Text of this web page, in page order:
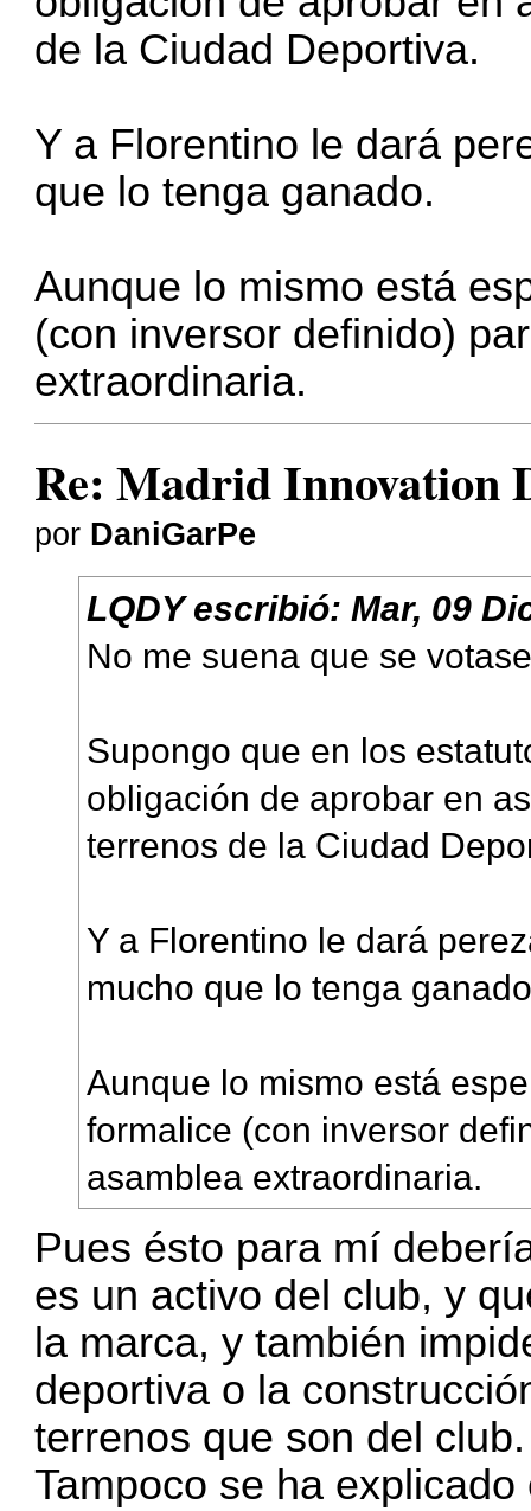
de la Ciudad Deportiva.
Y a Florentino le dará
que lo tenga ganado.
Aunque lo mismo está
(con inversor definido)
extraordinaria.
Re: Madrid Innovation
por DaniGarPe
LQDYescribió:Mar, 09
No me suena que se
Supongo que en los
obligación de aprobar en
terrenos de la Ciudad
Y a Florentino le dará
mucho que lo tenga
Aunque lo mismo está
formalice (con inversor
asamblea extraordinaria.
Pues ésto para mí
es un activo del club, y
la marca, y también
deportiva o la
terrenos que son del club.
Tampoco se ha